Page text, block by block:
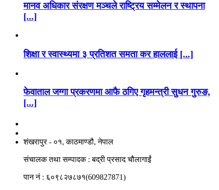
मानव अधिकार संरक्षण मञ्चले राष्ट्रिय सम्मेलन र स्थापना
[...]
शिक्षा र स्वास्थ्यमा ३ प्रतिशत समता कर हाललाई [...]
फेवाताल जग्गा प्रकरणमा आफै ठगिए गृहमन्त्री सुधन गुरुङ,
[...]
शंखरापुर - ०१, काठमाण्डौ, नेपाल
संचालक तथा सम्पादक : बद्री प्रसाद चौलागाईं
पान नं : ६०९८२७८७१(609827871)